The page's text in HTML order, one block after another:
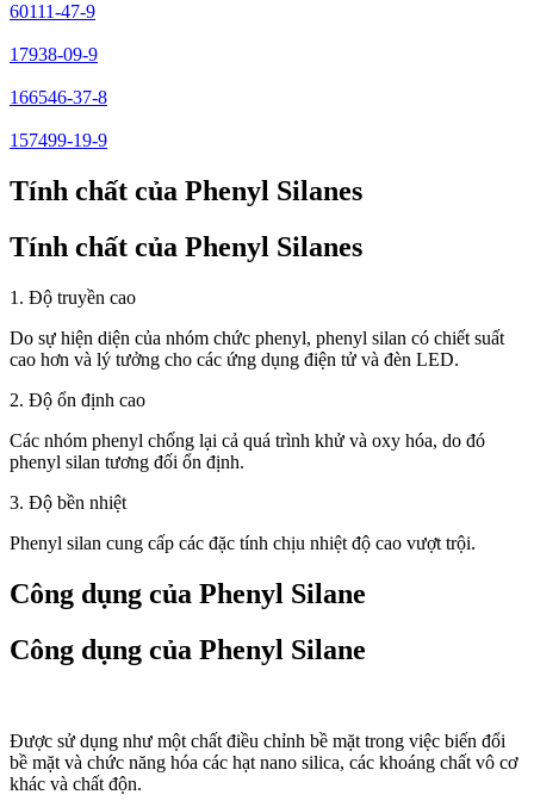
60111-47-9
17938-09-9
166546-37-8
157499-19-9
Tính chất của Phenyl Silanes
Tính chất của Phenyl Silanes
1. Độ truyền cao
Do sự hiện diện của nhóm chức phenyl, phenyl silan có chiết suất
cao hơn và lý tưởng cho các ứng dụng điện tử và đèn LED.
2. Độ ổn định cao
Các nhóm phenyl chống lại cả quá trình khử và oxy hóa, do đó
phenyl silan tương đối ổn định.
3. Độ bền nhiệt
Phenyl silan cung cấp các đặc tính chịu nhiệt độ cao vượt trội.
Công dụng của Phenyl Silane
Công dụng của Phenyl Silane
Được sử dụng như một chất điều chỉnh bề mặt trong việc biến đổi
bề mặt và chức năng hóa các hạt nano silica, các khoáng chất vô cơ
khác và chất độn.